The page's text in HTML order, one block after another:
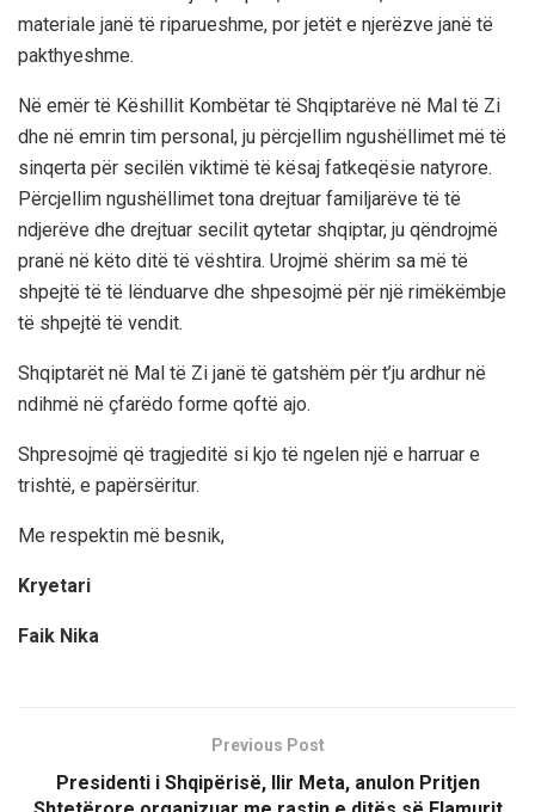
materiale janë të riparueshme, por jetët e njerëzve janë të
pakthyeshme.
Në emër të Këshillit Kombëtar të Shqiptarëve në Mal të Zi
dhe në emrin tim personal, ju përcjellim ngushëllimet më të
sinqerta për secilën viktimë të kësaj fatkeqësie natyrore.
Përcjellim ngushëllimet tona drejtuar familjarëve të të
ndjerëve dhe drejtuar secilit qytetar shqiptar, ju qëndrojmë
pranë në këto ditë të vështira. Urojmë shërim sa më të
shpejtë të të lënduarve dhe shpesojmë për një rimëkëmbje
të shpejtë të vendit.
Shqiptarët në Mal të Zi janë të gatshëm për t’ju ardhur në
ndihmë në çfarëdo forme qoftë ajo.
Shpresojmë që tragjeditë si kjo të ngelen një e harruar e
trishtë, e papërsëritur.
Me respektin më besnik,
Kryetari
Faik Nika
Previous Post
Presidenti i Shqipërisë, Ilir Meta, anulon Pritjen